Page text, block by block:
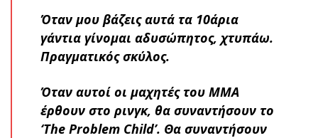
Όταν μου βάζεις αυτά τα 10άρια
γάντια γίνομαι αδυσώπητος, χτυπάω.
Πραγματικός σκύλος.
Όταν αυτοί οι μαχητές του ΜΜΑ
έρθουν στο ρινγκ, θα συναντήσουν το
‘The Problem Child’. Θα συναντήσουν